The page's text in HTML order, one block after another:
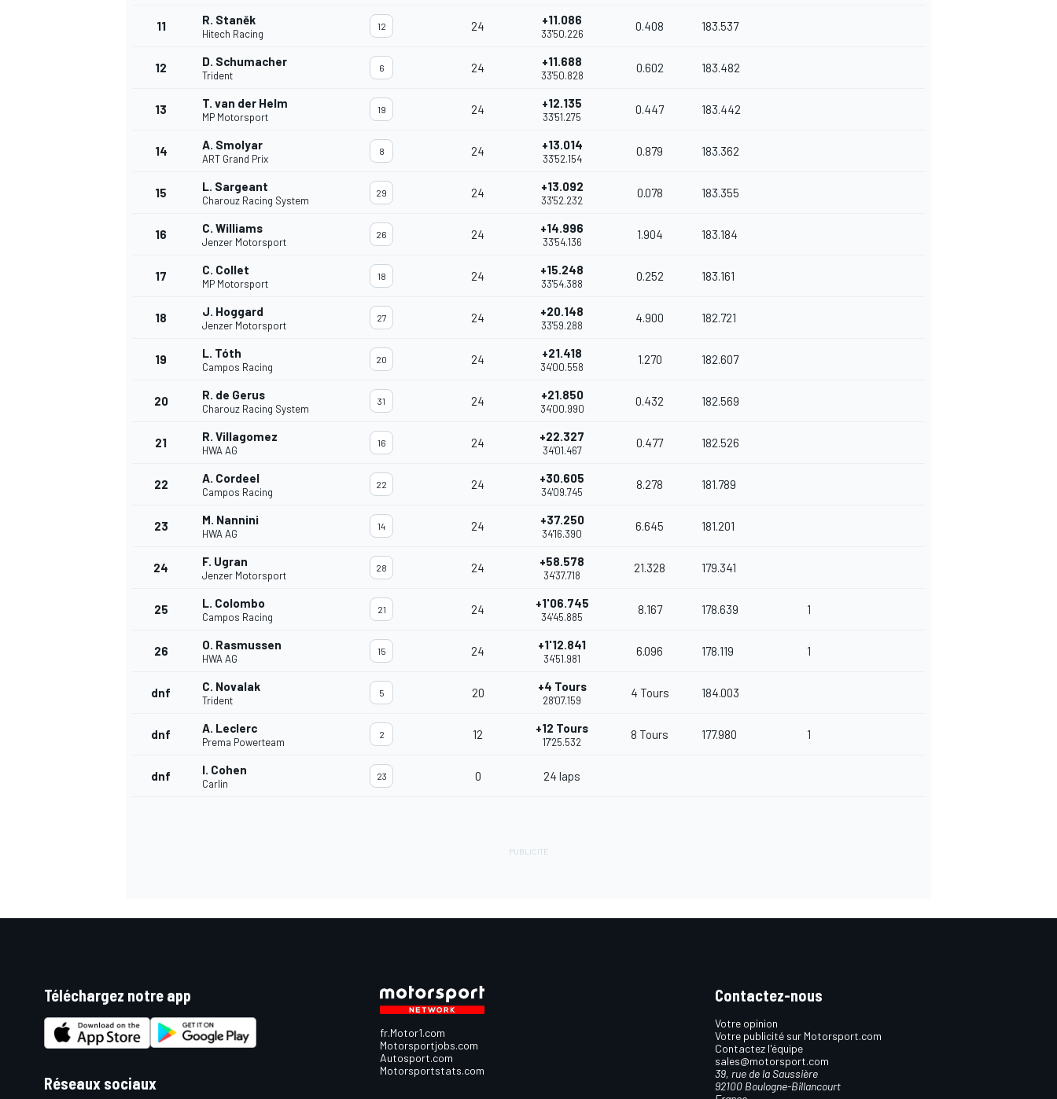
11 R. Staněk
Hitech Racing
12 24 +11.086
33'50.226
0.408 183.537
12 D. Schumacher
Trident
6 24 +11.688
33'50.828
0.602 183.482
13 T. van der Helm
MP Motorsport
19 24 +12.135
33'51.275
0.447 183.442
14 A. Smolyar
ART Grand Prix
8 24 +13.014
33'52.154
0.879 183.362
15 L. Sargeant
Charouz Racing System
29 24 +13.092
33'52.232
0.078 183.355
16 C. Williams
Jenzer Motorsport
26 24 +14.996
33'54.136
1.904 183.184
17 C. Collet
MP Motorsport
18 24 +15.248
33'54.388
0.252 183.161
18 J. Hoggard
Jenzer Motorsport
27 24 +20.148
33'59.288
4.900 182.721
19 L. Tóth
Campos Racing
20 24 +21.418
34'00.558
1.270 182.607
20 R. de Gerus
Charouz Racing System
31 24 +21.850
34'00.990
0.432 182.569
21 R. Villagomez
HWA AG
16 24 +22.327
34'01.467
0.477 182.526
22 A. Cordeel
Campos Racing
22 24 +30.605
34'09.745
8.278 181.789
23 M. Nannini
HWA AG
14 24 +37.250
34'16.390
6.645 181.201
24 F. Ugran
Jenzer Motorsport
28 24 +58.578
34'37.718
21.328 179.341
25 L. Colombo
Campos Racing
21 24 +1'06.745
34'45.885
8.167 178.639 1
26 O. Rasmussen
HWA AG
15 24 +1'12.841
34'51.981
6.096 178.119 1
dnf C. Novalak
Trident
5 20 +4 Tours
28'07.159
4 Tours 184.003
dnf A. Leclerc
Prema Powerteam
2 12 +12 Tours
17'25.532
8 Tours 177.980 1
dnf I. Cohen
Carlin
23 0 24 laps
Téléchargez notre app
Réseaux sociaux
fr.Motor1.com
Motorsportjobs.com
Autosport.com
Motorsportstats.com
Contactez-nous
Votre opinion
Votre publicité sur Motorsport.com
Contactez l'équipe
sales@motorsport.com
39, rue de la Saussière
92100 Boulogne-Billancourt